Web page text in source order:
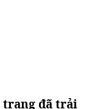
đã trải